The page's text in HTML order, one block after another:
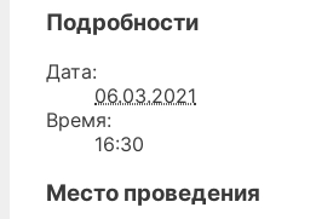
Подробности
Дата:
06.03.2021
Время:
16:30
Место проведения